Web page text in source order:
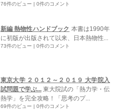
76件のビュー | 0件のコメント
新編 熱物性ハンドブック 本書は1990年
に初版が出版されて以来、日本熱物性...
73件のビュー | 0件のコメント
東京大学 ２０１２～２０１９ 大学院入
試問題で学ぶ... 東大院試の「熱力学・伝
熱学」を完全攻略！「思考のプ...
69件のビュー | 0件のコメント